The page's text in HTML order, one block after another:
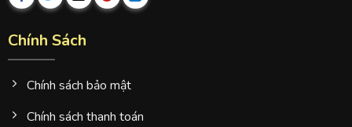
Chính Sách
Chính sách bảo mật
Chính sách thanh toán